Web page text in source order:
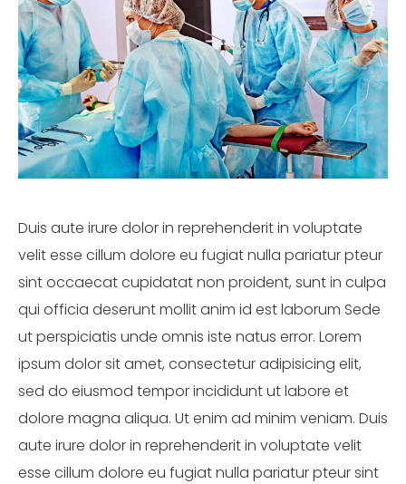
Duis aute irure dolor in reprehenderit in voluptate
velit esse cillum dolore eu fugiat nulla pariatur pteur
sint occaecat cupidatat non proident, sunt in culpa
qui officia deserunt mollit anim id est laborum Sede
ut perspiciatis unde omnis iste natus error. Lorem
ipsum dolor sit amet, consectetur adipisicing elit,
sed do eiusmod tempor incididunt ut labore et
dolore magna aliqua. Ut enim ad minim veniam. Duis
aute irure dolor in reprehenderit in voluptate velit
esse cillum dolore eu fugiat nulla pariatur pteur sint